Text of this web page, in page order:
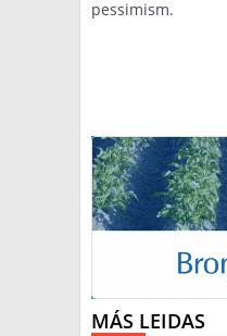
pessimism.
MÁS LEIDAS